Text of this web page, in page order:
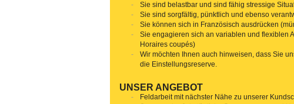
Sie sind belastbar und sind fähig stressige
Sie sind sorgfältig, pünktlich und ebenso
Sie können sich in Französisch ausdrücken
Sie engagieren sich an variablen und flexiblen
Horaires coupés)
Wir möchten Ihnen auch hinweisen, dass Sie
die Einstellungsreserve.
UNSER ANGEBOT
Feldarbeit mit nächster Nähe zu unserer